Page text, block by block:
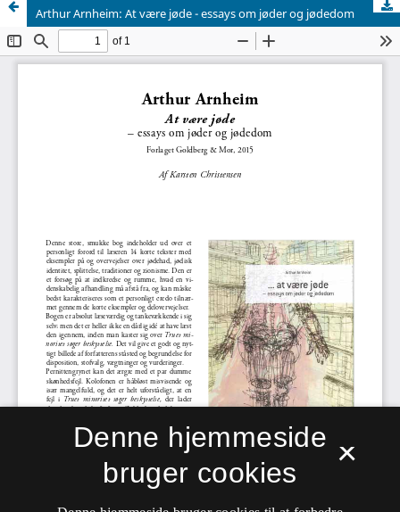
Arthur Arnheim: At være jøde - essays om jøder og jødedom
×
Denne hjemmeside
bruger cookies